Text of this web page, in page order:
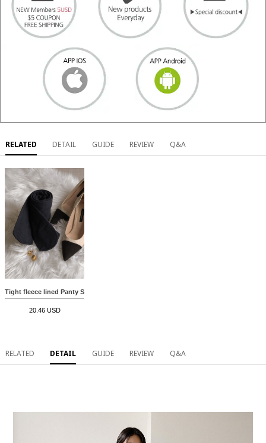
RELATED DETAIL GUIDE REVIEW Q&A
Tight fleece lined Panty Stockings
20.46 USD
RELATED DETAIL GUIDE REVIEW Q&A